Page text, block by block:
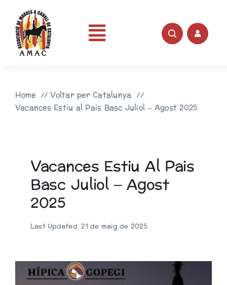
content
Toggle
Navigation
AMAC
Fotos
Videos
Biblioteca
Home
Voltar per Catalunya
Vacances Estiu al Pais Basc Juliol – Agost 2025
Vacances Estiu Al Pais
Basc Juliol – Agost
2025
Last Updated: 21 de maig de 2025